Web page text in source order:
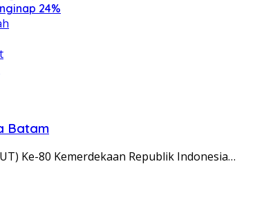
24%
Batam
Ke-80 Kemerdekaan Republik Indonesia…